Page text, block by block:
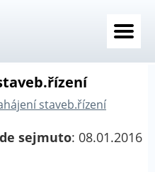
staveb.řízení
sejmuto: 08.01.2016